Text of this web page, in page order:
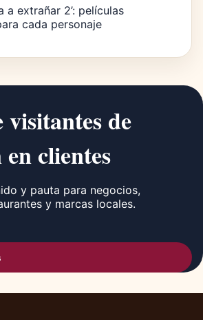
a extrañar 2’: películas
cada personaje
de
clientes
y pauta para negocios,
y marcas locales.